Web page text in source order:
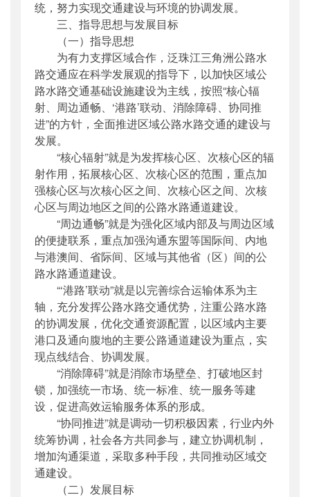
统，努力实现交通建设与环境的协调发展。
三、指导思想与发展目标
（一）指导思想
为有力支撑区域合作，泛珠江三角洲公路水
路交通应在科学发展观的指导下，以加快区域公
路水路交通基础设施建设为主线，按照“核心辐
射、周边通畅、‘港路’联动、消除障碍、协同推
进”的方针，全面推进区域公路水路交通的建设与
发展。
“核心辐射”就是为发挥核心区、次核心区的辐
射作用，拓展核心区、次核心区的范围，重点加
强核心区与次核心区之间、次核心区之间、次核
心区与周边地区之间的公路水路通道建设。
“周边通畅”就是为强化区域内部及与周边区域
的便捷联系，重点加强沟通东盟等国际间、内地
与港澳间、省际间、区域与其他省（区）间的公
路水路通道建设。
“‘港路’联动”就是以完善综合运输体系为主
轴，充分发挥公路水路交通优势，注重公路水路
的协调发展，优化交通资源配置，以区域内主要
港口及通向腹地的主要公路通道建设为重点，实
现点线结合、协调发展。
“消除障碍”就是消除市场壁垒、打破地区封
锁，加强统一市场、统一标准、统一服务等建
设，促进高效运输服务体系的形成。
“协同推进”就是调动一切积极因素，行业内外
统筹协调，社会各方共同参与，建立协调机制，
增加沟通渠道，采取多种手段，共同推动区域交
通建设。
（二）发展目标